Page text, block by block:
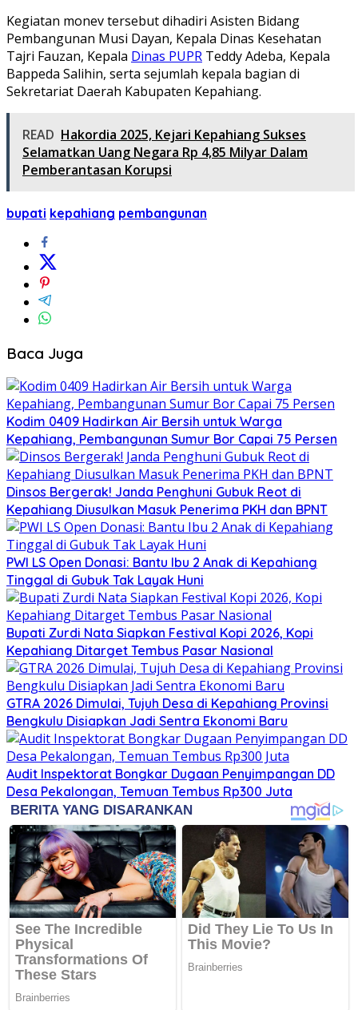
Kegiatan monev tersebut dihadiri Asisten Bidang
Pembangunan Musi Dayan, Kepala Dinas Kesehatan
Tajri Fauzan, Kepala Dinas PUPR Teddy Adeba, Kepala
Bappeda Salihin, serta sejumlah kepala bagian di
Sekretariat Daerah Kabupaten Kepahiang.
READ Hakordia 2025, Kejari Kepahiang Sukses
Selamatkan Uang Negara Rp 4,85 Milyar Dalam
Pemberantasan Korupsi
bupati kepahiang pembangunan
Baca Juga
Kodim 0409 Hadirkan Air Bersih untuk Warga
Kepahiang, Pembangunan Sumur Bor Capai 75 Persen
Dinsos Bergerak! Janda Penghuni Gubuk Reot di
Kepahiang Diusulkan Masuk Penerima PKH dan BPNT
PWI LS Open Donasi: Bantu Ibu 2 Anak di Kepahiang
Tinggal di Gubuk Tak Layak Huni
Bupati Zurdi Nata Siapkan Festival Kopi 2026, Kopi
Kepahiang Ditarget Tembus Pasar Nasional
GTRA 2026 Dimulai, Tujuh Desa di Kepahiang Provinsi
Bengkulu Disiapkan Jadi Sentra Ekonomi Baru
Audit Inspektorat Bongkar Dugaan Penyimpangan DD
Desa Pekalongan, Temuan Tembus Rp300 Juta